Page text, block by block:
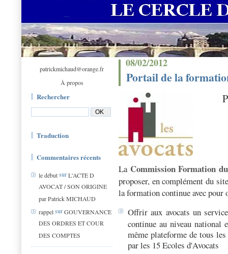
patrickmichaud@orange.fr
À propos
Rechercher
Traduction
Commentaires récents
le débutsurL'ACTE D
AVOCAT / SON ORIGINE
par Patrick MICHAUD
rappelsurGOUVERNANCE
DES ORDRES ET COUR
DES COMPTES
08/02/2012
Portail de la
La Commission Formation
proposer, en complément du
la formation continue avec pour
Offrir aux avocats un
continue au niveau national
même plateforme de tous
par les 15 Ecoles d'Avocats